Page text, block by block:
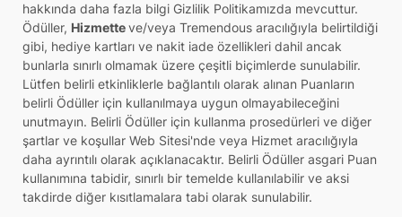
hakkında daha fazla bilgi Gizlilik Politikamızda mevcuttur.
Ödüller, Hizmetteve/veya Tremendous aracılığıyla belirtildiği
gibi, hediye kartları ve nakit iade özellikleri dahil ancak
bunlarla sınırlı olmamak üzere çeşitli biçimlerde sunulabilir.
Lütfen belirli etkinliklerle bağlantılı olarak alınan Puanların
belirli Ödüller için kullanılmaya uygun olmayabileceğini
unutmayın. Belirli Ödüller için kullanma prosedürleri ve diğer
şartlar ve koşullar Web Sitesi'nde veya Hizmet aracılığıyla
daha ayrıntılı olarak açıklanacaktır. Belirli Ödüller asgari Puan
kullanımına tabidir, sınırlı bir temelde kullanılabilir ve aksi
takdirde diğer kısıtlamalara tabi olarak sunulabilir.